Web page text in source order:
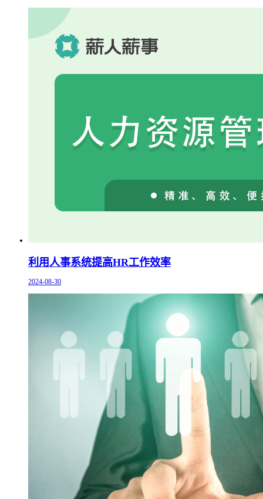
利用人事系统提高HR工作效率
2024-08-30